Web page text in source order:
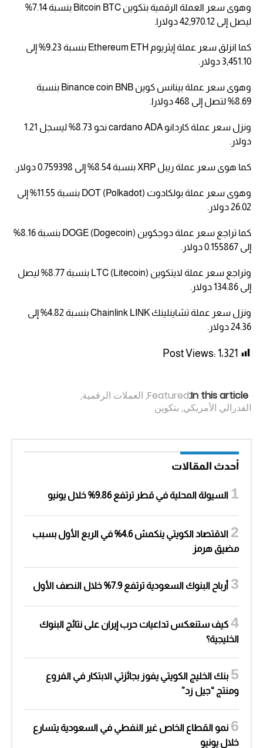
وهوى سعر العملة الرقمية بتكوين Bitcoin BTC بنسبة 7.14%
ليصل إلى 42,970.12 دولارا.
كما انزلق سعر عملة إيثريوم Ethereum ETH بنسبة 9.23% إلى
3,451.10 دولار.
وهوى سعر عملة بينانس كوين Binance coin BNB بنسبة
8.69% لتصل إلى 468 دولارا.
ونزل سعر عملة كاردانو cardano ADA نحو 8.73% ليسجل 1.21
دولار.
كما هوى سعر عملة ريبل XRP بنسبة 8.54% إلى 0.759398 دولار.
وهوى سعر عملة بولكادوت (Polkadot) DOT بنسبة 11.55% إلى
26.02 دولار.
كما تراجع سعر عملة دوجكوين DOGE (Dogecoin) بنسبة 8.16%
إلى 0.155867 دولار.
وتراجع سعر عملة لايتكوين (Litecoin) LTC بنسبة 8.77% ليصل
إلى 134.86 دولار.
ونزل سعر عملة تشاينلينك Chainlink LINK بنسبة 4.82% إلى
24.36 دولار.
Post Views: 1٬321
In this article:
Featured
, العملات الرقمية,
الفدرالي الأمريكي, بتكوين
أحدث المقالات
السيولة المحلية في قطر ترتفع 9.86% خلال يونيو
الاقتصاد الكويتي ينكمش 4.6% في الربع الأول بسبب
مضيق هرمز
أرباح البنوك السعودية ترتفع 7.9% خلال النصف الأول
كيف ستنعكس تداعيات حرب إيران على نتائج البنوك
الخليجية؟
بنك الخليج الكويتي يفوز بجائزتي الابتكار في الفروع
ومنتج “جيل زد”
نمو القطاع الخاص غير النفطي في السعودية يتسارع
خلال يونيو